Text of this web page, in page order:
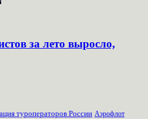
за лето выросло,
туроператоров России Аэрофлот